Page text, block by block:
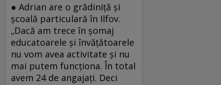
● Adrian are o grădiniță și
școală particulară în Ilfov.
„Dacă am trece în șomaj
educatoarele și învățătoarele
nu vom avea activitate și nu
mai putem funcționa. În total
avem 24 de angajați. Deci